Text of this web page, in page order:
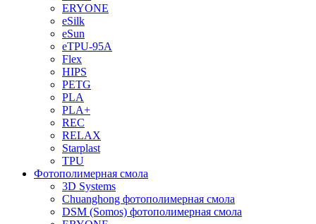
ERYONE
eSilk
eSun
eTPU-95A
Flex
HIPS
PETG
PLA
PLA+
REC
RELAX
Starplast
TPU
Фотополимерная смола
3D Systems
Chuanghong фотополимерная смола
DSM (Somos) фотополимерная смола